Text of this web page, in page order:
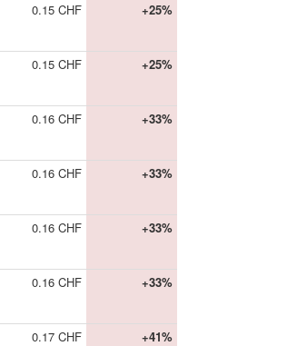
0.15 CHF +25%
0.15 CHF +25%
0.16 CHF +33%
0.16 CHF +33%
0.16 CHF +33%
0.16 CHF +33%
0.17 CHF +41%